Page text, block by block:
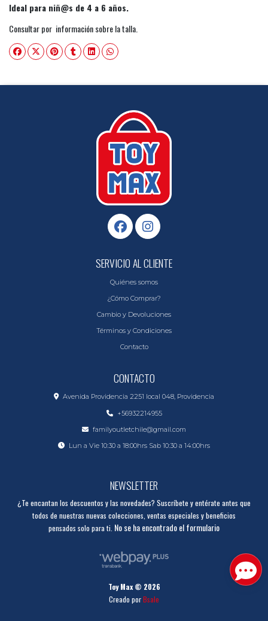
Ideal para niñ@s de 4 a 6 años.
Consultar por información sobre la talla.
SERVICIO AL CLIENTE
Quiénes somos
¿Cómo Comprar?
Cambio y Devoluciones
Términos y Condiciones
Contacto
CONTACTO
Avenida Providencia 2251 local 048, Providencia
+56932214955
familyoutletchile@gmail.com
Lun a Vie 10:30 a 18:00hrs Sab 10:30 a 14:00hrs
NEWSLETTER
¿Te encantan los descuentos y las novedades? Suscríbete y entérate antes que
todos de nuestras nuevas colecciones, ventas especiales y beneficios
pensados solo para ti. No se ha encontrado el formulario
Toy Max © 2026
Creado porBsale